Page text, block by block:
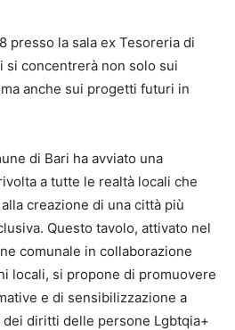
presso la sala ex Tesoreria di
si concentrerà non solo sui
anche sui progetti futuri in
di Bari ha avviato una
a tutte le realtà locali che
creazione di una città più
Questo tavolo, attivato nel
comunale in collaborazione
locali, si propone di promuovere
e di sensibilizzazione a
diritti delle persone Lgbtqia+